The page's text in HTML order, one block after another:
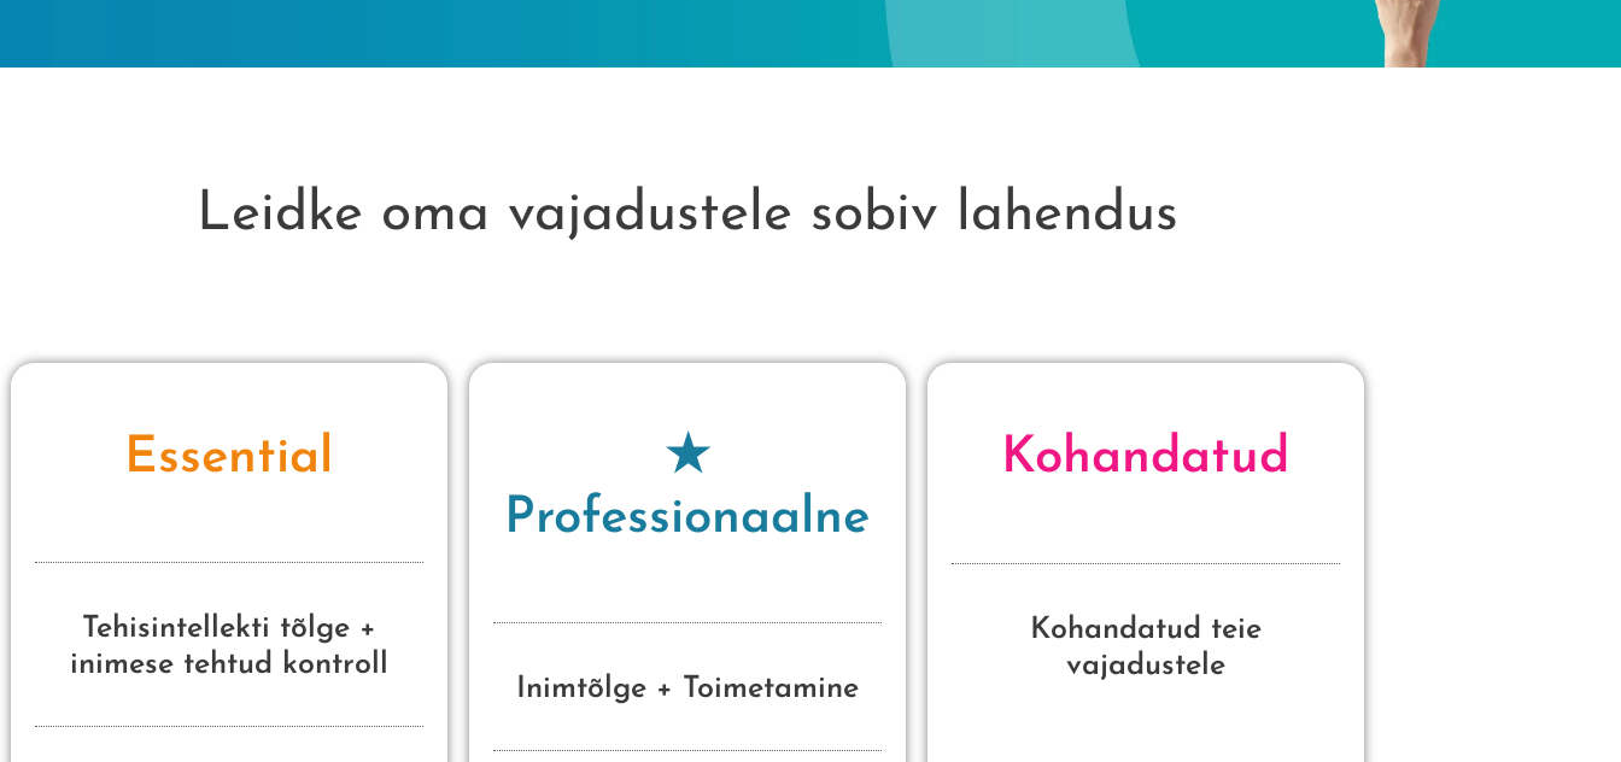
Leidke oma vajadustele sobiv lahendus
Essential
Tehisintellekti tõlge +
inimese tehtud kontroll
★
Professionaalne
Inimtõlge + Toimetamine
Kohandatud
Kohandatud teie
vajadustele